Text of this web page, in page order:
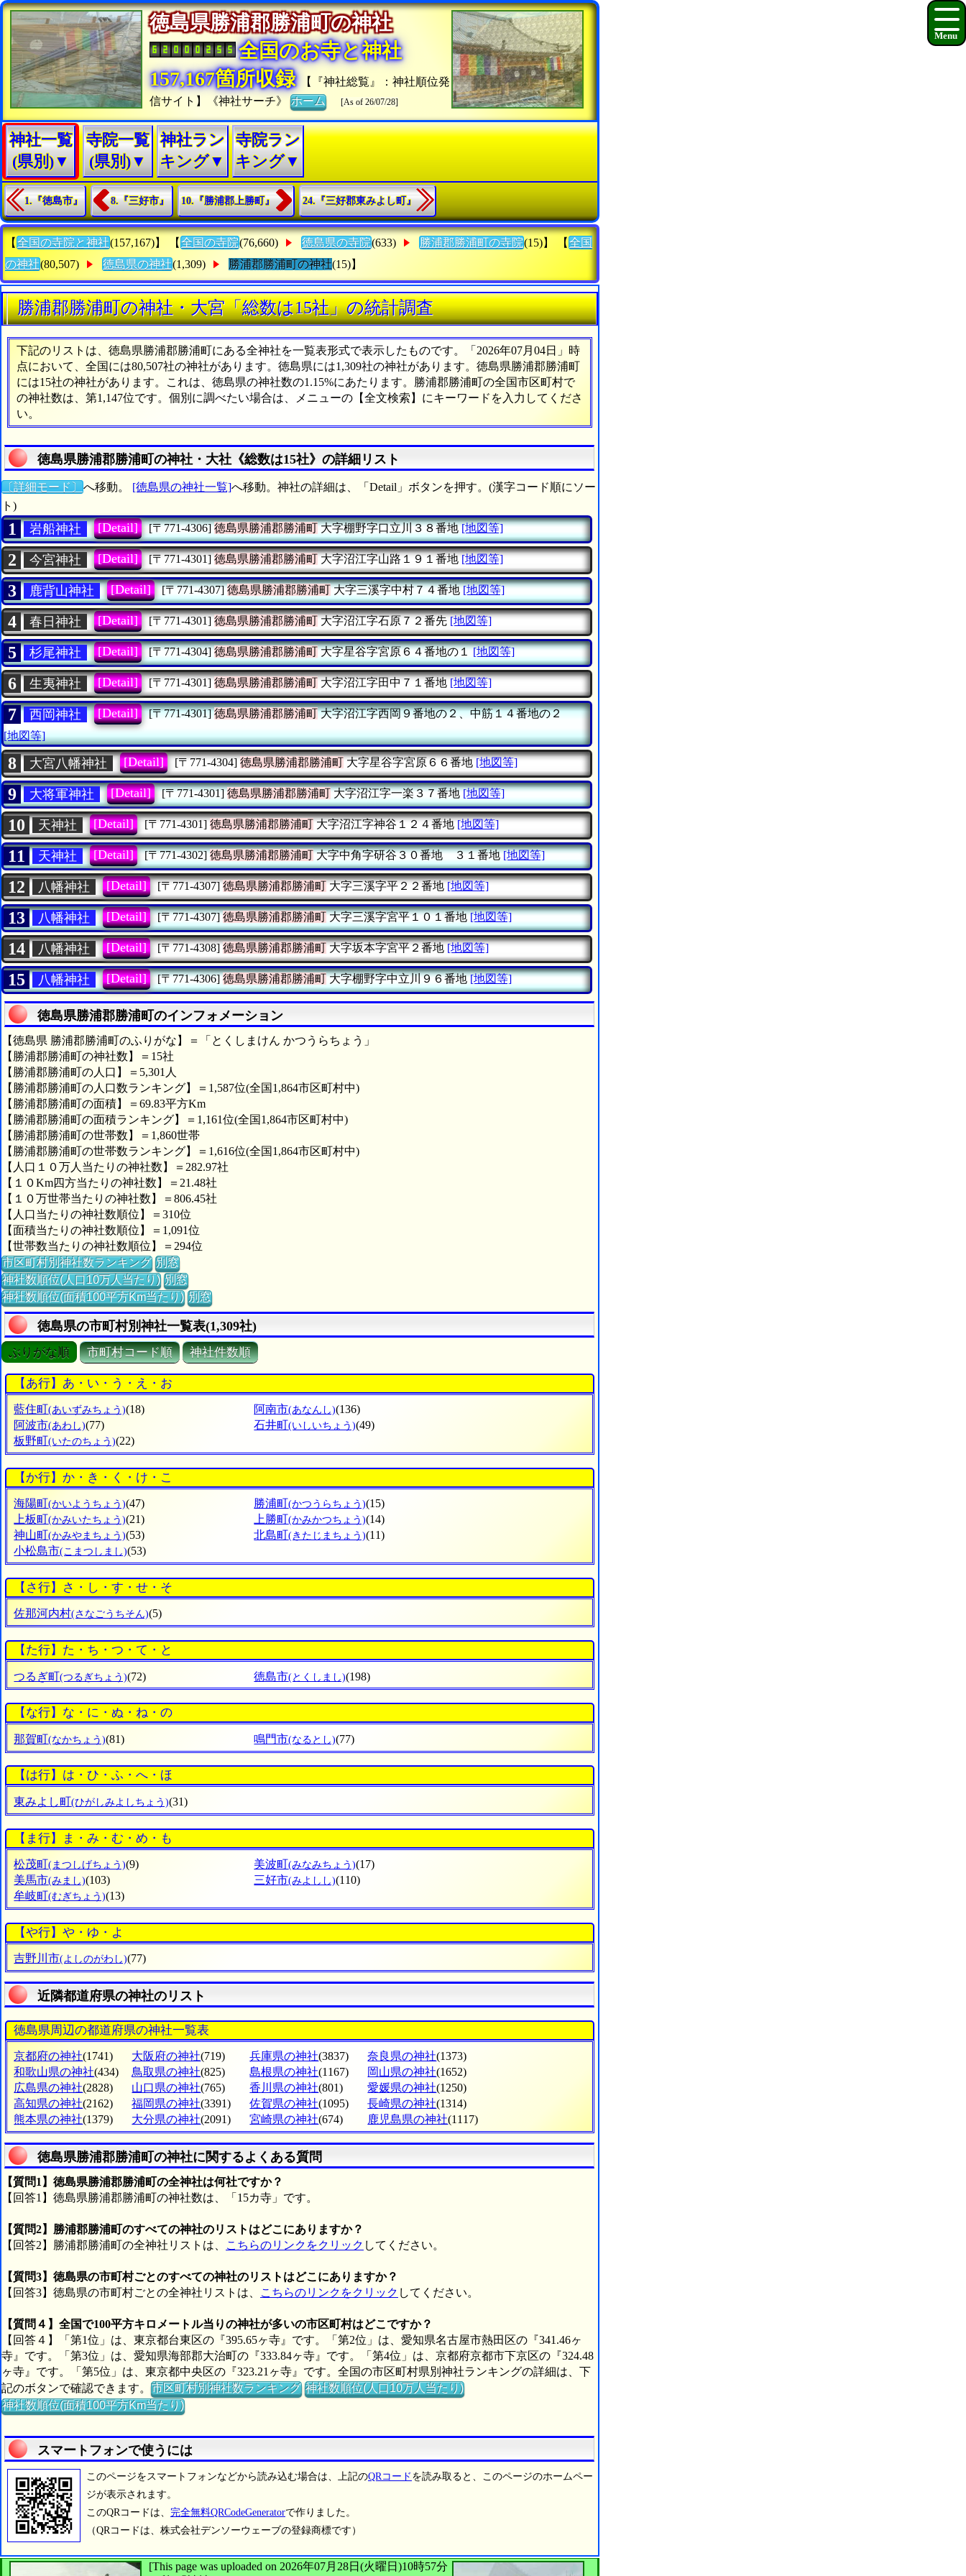
徳島県勝浦郡勝浦町の神社
全国のお寺と神社
157,167箇所収録
【『神社総覧』：神社順位発
信サイト】《神社サーチ》ホーム [As of 26/07/28]
神社一覧
(県別)▼
寺院一覧
(県別)▼
神社ラン
キング▼
寺院ラン
キング▼
1.『徳島市』 8.『三好市』 10.『勝浦郡上勝町』 24.『三好郡東みよし町』
【 全国の寺院と神社(157,167)】 【 全国の寺院(76,660) 徳島県の寺院(633) 勝浦郡勝浦町の寺院(15)】 【 全国
の神社(80,507) 徳島県の神社(1,309) 勝浦郡勝浦町の神社(15)】
勝浦郡勝浦町の神社・大宮「総数は15社」の統計調査
下記のリストは、徳島県勝浦郡勝浦町にある全神社を一覧表形式で表示したものです。「2026年07月04日」時
点において、全国には80,507社の神社があります。徳島県には1,309社の神社があります。徳島県勝浦郡勝浦町
には15社の神社があります。これは、徳島県の神社数の1.15%にあたります。勝浦郡勝浦町の全国市区町村で
の神社数は、第1,147位です。個別に調べたい場合は、メニューの【全文検索】にキーワードを入力してくださ
い。
徳島県勝浦郡勝浦町の神社・大社《総数は15社》の詳細リスト
〔詳細モード〕 へ移動。 [徳島県の神社一覧]へ移動。神社の詳細は、「Detail」ボタンを押す。(漢字コード順にソー
ト)
1 岩船神社 [Detail] [〒771-4306] 徳島県勝浦郡勝浦町大字棚野字口立川３８番地 [地図等]
2 今宮神社 [Detail] [〒771-4301] 徳島県勝浦郡勝浦町大字沼江字山路１９１番地 [地図等]
3 鹿背山神社 [Detail] [〒771-4307] 徳島県勝浦郡勝浦町大字三溪字中村７４番地 [地図等]
4 春日神社 [Detail] [〒771-4301] 徳島県勝浦郡勝浦町大字沼江字石原７２番先 [地図等]
5 杉尾神社 [Detail] [〒771-4304] 徳島県勝浦郡勝浦町大字星谷字宮原６４番地の１ [地図等]
6 生夷神社 [Detail] [〒771-4301] 徳島県勝浦郡勝浦町大字沼江字田中７１番地 [地図等]
7 西岡神社 [Detail] [〒771-4301] 徳島県勝浦郡勝浦町大字沼江字西岡９番地の２、中筋１４番地の２
[地図等]
8 大宮八幡神社 [Detail] [〒771-4304] 徳島県勝浦郡勝浦町大字星谷字宮原６６番地 [地図等]
9 大将軍神社 [Detail] [〒771-4301] 徳島県勝浦郡勝浦町大字沼江字一楽３７番地 [地図等]
10 天神社 [Detail] [〒771-4301] 徳島県勝浦郡勝浦町大字沼江字神谷１２４番地 [地図等]
11 天神社 [Detail] [〒771-4302] 徳島県勝浦郡勝浦町大字中角字研谷３０番地 ３１番地 [地図等]
12 八幡神社 [Detail] [〒771-4307] 徳島県勝浦郡勝浦町大字三溪字平２２番地 [地図等]
13 八幡神社 [Detail] [〒771-4307] 徳島県勝浦郡勝浦町大字三溪字宮平１０１番地 [地図等]
14 八幡神社 [Detail] [〒771-4308] 徳島県勝浦郡勝浦町大字坂本字宮平２番地 [地図等]
15 八幡神社 [Detail] [〒771-4306] 徳島県勝浦郡勝浦町大字棚野字中立川９６番地 [地図等]
徳島県勝浦郡勝浦町のインフォメーション
【徳島県 勝浦郡勝浦町のふりがな】＝「とくしまけん かつうらちょう」
【勝浦郡勝浦町の神社数】＝15社
【勝浦郡勝浦町の人口】＝5,301人
【勝浦郡勝浦町の人口数ランキング】＝1,587位(全国1,864市区町村中)
【勝浦郡勝浦町の面積】＝69.83平方Km
【勝浦郡勝浦町の面積ランキング】＝1,161位(全国1,864市区町村中)
【勝浦郡勝浦町の世帯数】＝1,860世帯
【勝浦郡勝浦町の世帯数ランキング】＝1,616位(全国1,864市区町村中)
【人口１０万人当たりの神社数】＝282.97社
【１０Km四方当たりの神社数】＝21.48社
【１０万世帯当たりの神社数】＝806.45社
【人口当たりの神社数順位】＝310位
【面積当たりの神社数順位】＝1,091位
【世帯数当たりの神社数順位】＝294位
市区町村別神社数ランキング 別窓
神社数順位(人口10万人当たり) 別窓
神社数順位(面積100平方Km当たり) 別窓
徳島県の市町村別神社一覧表(1,309社)
ぶりがな順 市町村コード順 神社件数順
【あ行】あ・い・う・え・お
藍住町(あいずみちょう)(18) 阿南市(あなんし)(136)
阿波市(あわし)(77) 石井町(いしいちょう)(49)
板野町(いたのちょう)(22)
【か行】か・き・く・け・こ
海陽町(かいようちょう)(47) 勝浦町(かつうらちょう)(15)
上板町(かみいたちょう)(21) 上勝町(かみかつちょう)(14)
神山町(かみやまちょう)(53) 北島町(きたじまちょう)(11)
小松島市(こまつしまし)(53)
【さ行】さ・し・す・せ・そ
佐那河内村(さなごうちそん)(5)
【た行】た・ち・つ・て・と
つるぎ町(つるぎちょう)(72) 徳島市(とくしまし)(198)
【な行】な・に・ぬ・ね・の
那賀町(なかちょう)(81) 鳴門市(なるとし)(77)
【は行】は・ひ・ふ・へ・ほ
東みよし町(ひがしみよしちょう)(31)
【ま行】ま・み・む・め・も
松茂町(まつしげちょう)(9) 美波町(みなみちょう)(17)
美馬市(みまし)(103) 三好市(みよしし)(110)
牟岐町(むぎちょう)(13)
【や行】や・ゆ・よ
吉野川市(よしのがわし)(77)
近隣都道府県の神社のリスト
徳島県周辺の都道府県の神社一覧表
京都府の神社(1741) 大阪府の神社(719) 兵庫県の神社(3837) 奈良県の神社(1373)
和歌山県の神社(434) 鳥取県の神社(825) 島根県の神社(1167) 岡山県の神社(1652)
広島県の神社(2828) 山口県の神社(765) 香川県の神社(801) 愛媛県の神社(1250)
高知県の神社(2162) 福岡県の神社(3391) 佐賀県の神社(1095) 長崎県の神社(1314)
熊本県の神社(1379) 大分県の神社(2091) 宮崎県の神社(674) 鹿児島県の神社(1117)
徳島県勝浦郡勝浦町の神社に関するよくある質問
【質問1】徳島県勝浦郡勝浦町の全神社は何社ですか？
【回答1】徳島県勝浦郡勝浦町の神社数は、「15カ寺」です。
【質問2】勝浦郡勝浦町のすべての神社のリストはどこにありますか？
【回答2】勝浦郡勝浦町の全神社リストは、
こちらのリンクをクリック してください。
【質問3】徳島県の市町村ごとのすべての神社のリストはどこにありますか？
【回答3】徳島県の市町村ごとの全神社リストは、
こちらのリンクをクリック してください。
【質問４】全国で100平方キロメートル当りの神社が多いの市区町村はどこですか？
【回答４】「第1位」は、東京都台東区の『395.65ヶ寺』です。「第2位」は、愛知県名古屋市熱田区の『341.46ヶ
寺』です。「第3位」は、愛知県海部郡大治町の『333.84ヶ寺』です。「第4位」は、京都府京都市下京区の『324.48
ヶ寺』です。「第5位」は、東京都中央区の『323.21ヶ寺』です。全国の市区町村県別神社ランキングの詳細は、下
記のボタンで確認できます。市区町村別神社数ランキング 神社数順位(人口10万人当たり)
神社数順位(面積100平方Km当たり)
スマートフォンで使うには
このページをスマートフォンなどから読み込む場合は、上記のQRコード を読み取ると、このページのホームペー
ジが表示されます。
このQRコードは、 完全無料QRCodeGeneratorで作りました。
（QRコードは、株式会社デンソーウェーブの登録商標です）
[This page was uploaded on 2026年07月28日(火曜日)10時57分